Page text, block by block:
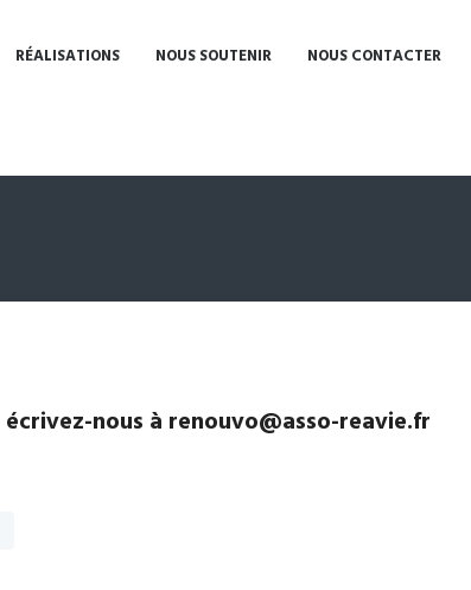
RÉALISATIONS NOUS SOUTENIR NOUS CONTACTER
nous à renouvo@asso-reavie.fr